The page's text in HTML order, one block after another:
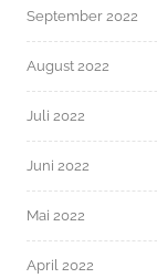
September 2022
August 2022
Juli 2022
Juni 2022
Mai 2022
April 2022